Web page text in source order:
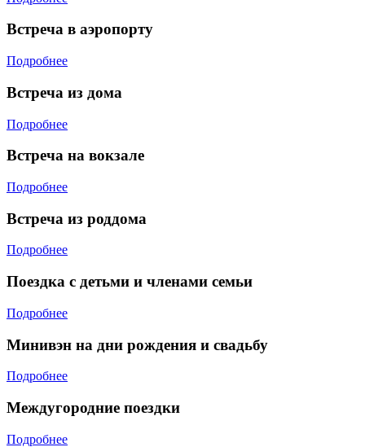
Встреча в аэропорту
Подробнее
Встреча из дома
Подробнее
Встреча на вокзале
Подробнее
Встреча из роддома
Подробнее
Поездка с детьми и членами семьи
Подробнее
Минивэн на дни рождения и свадьбу
Подробнее
Междугородние поездки
Подробнее